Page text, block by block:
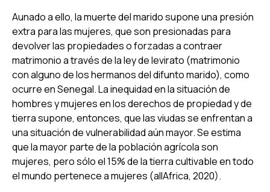
Aunado a ello, la muerte del marido supone una presión
extra para las mujeres, que son presionadas para
devolver las propiedades o forzadas a contraer
matrimonio a través de la ley de levirato (matrimonio
con alguno de los hermanos del difunto marido), como
ocurre en Senegal. La inequidad en la situación de
hombres y mujeres en los derechos de propiedad y de
tierra supone, entonces, que las viudas se enfrentan a
una situación de vulnerabilidad aún mayor. Se estima
que la mayor parte de la población agrícola son
mujeres, pero sólo el 15% de la tierra cultivable en todo
el mundo pertenece a mujeres (allAfrica, 2020).